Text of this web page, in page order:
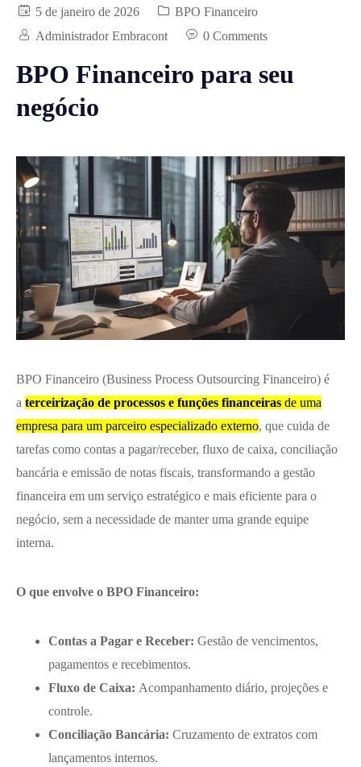
5 de janeiro de 2026
BPO Financeiro
Administrador Embracont
0 Comments
BPO Financeiro para seu
negócio
BPO Financeiro (Business Process Outsourcing Financeiro) é
a terceirização de processos e funções financeiras de uma
empresa para um parceiro especializado externo, que cuida de
tarefas como contas a pagar/receber, fluxo de caixa, conciliação
bancária e emissão de notas fiscais, transformando a gestão
financeira em um serviço estratégico e mais eficiente para o
negócio, sem a necessidade de manter uma grande equipe
interna.
O que envolve o BPO Financeiro:
Contas a Pagar e Receber: Gestão de vencimentos,
pagamentos e recebimentos.
Fluxo de Caixa: Acompanhamento diário, projeções e
controle.
Conciliação Bancária: Cruzamento de extratos com
lançamentos internos.